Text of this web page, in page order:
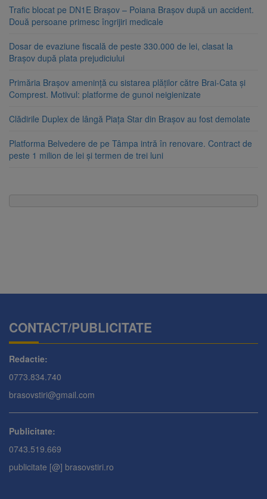
Trafic blocat pe DN1E Brașov – Poiana Brașov după un accident.
Două persoane primesc îngrijiri medicale
Dosar de evaziune fiscală de peste 330.000 de lei, clasat la
Brașov după plata prejudiciului
Primăria Brașov amenință cu sistarea plăților către Brai-Cata și
Comprest. Motivul: platforme de gunoi neigienizate
Clădirile Duplex de lângă Piața Star din Brașov au fost demolate
Platforma Belvedere de pe Tâmpa intră în renovare. Contract de
peste 1 milion de lei și termen de trei luni
CONTACT/PUBLICITATE
Redactie:
0773.834.740
brasovstiri@gmail.com
Publicitate:
0743.519.669
publicitate [@] brasovstiri.ro